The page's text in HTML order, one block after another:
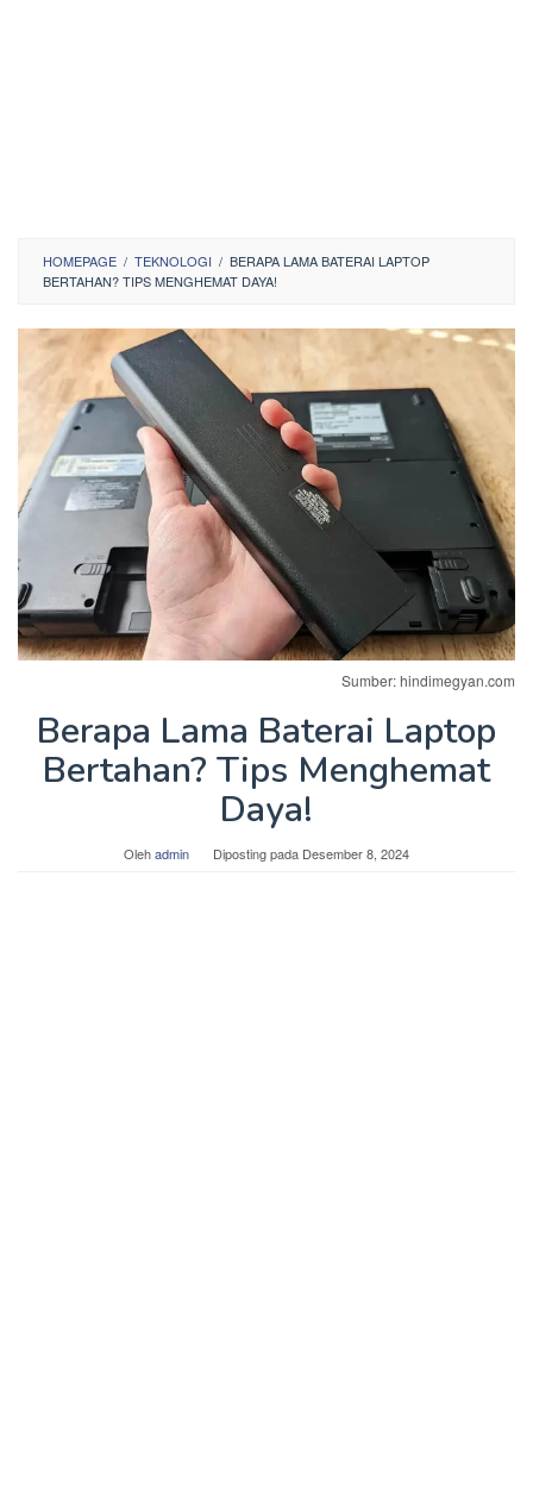
HOMEPAGE / TEKNOLOGI / BERAPA LAMA BATERAI LAPTOP
BERTAHAN? TIPS MENGHEMAT DAYA!
Sumber: hindimegyan.com
Berapa Lama Baterai Laptop
Bertahan? Tips Menghemat
Daya!
Olehadmin Diposting pada Desember 8, 2024